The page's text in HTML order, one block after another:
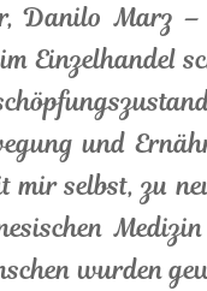
Danilo Marz –
Einzelhandel
und
mir selbst, zu
wurden